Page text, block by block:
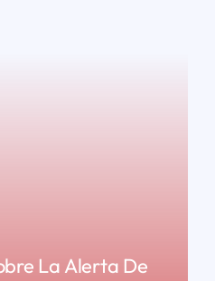
La Alerta De